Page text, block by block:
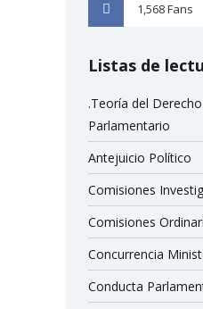
1,568Fans
Listas de
.Teoría del
Parlamentario
Antejuicio Político
Comisiones
Comisiones
Concurrencia
Conducta